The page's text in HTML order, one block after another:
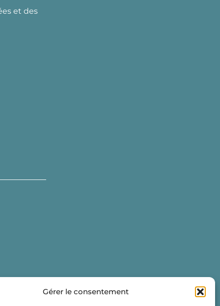
Gérer le consentement
et des